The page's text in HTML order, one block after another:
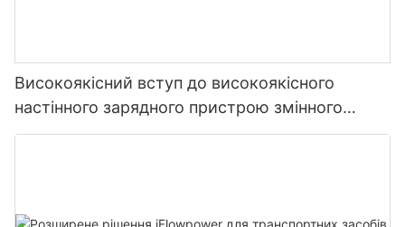
Високоякісний вступ до високоякісного
настінного зарядного пристрою змінного
струму 7 кВт оптом - iFlowpower